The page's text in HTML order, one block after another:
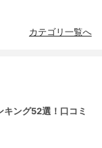
カテゴリ一覧へ
キング52選！口コミ